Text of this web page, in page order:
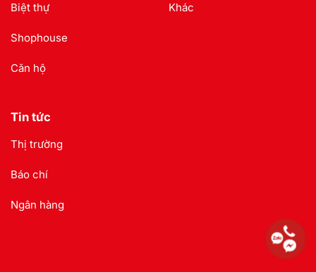
Biệt thự
Shophouse
Căn hộ
Khác
Tin tức
Thị trường
Báo chí
Ngân hàng